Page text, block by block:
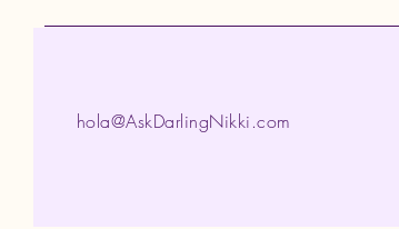
hola@AskDarlingNikki.com